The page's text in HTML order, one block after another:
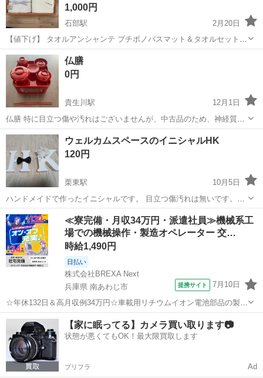
1,000円
石部駅
2月20日
【値下げ】 タオルアンシャンテ プチボノバスマット＆タオルセット／
セット（タオルギフト タオルセット詰め合わ せ引っ越し ご挨拶 お礼
粗品お祝い内祝い引き出物写真入り メッセージカード）（B4）母の日
手土産 入学内祝い（タ...
滋賀 湖南市 石部駅
仏膳
0円
貴生川駅
12月1日
仏膳 特に目立つ傷や汚れはございませんが、中古品のため、神経質な
方や細かいところまで気にされる方はエントリーをお控えください。
ご理解いただける方にお譲りすることができれば幸いです。 なお、レ
スポンスの早い方を優先いたします。
滋賀 甲賀市
ウェルカムスペースのイニシャルHK
120円
栗東駅
10月5日
ハンドメイドで作ったイニシャルです。 目立つ傷汚れは無いです。結
婚式と食事会で2回使用しています。
滋賀 栗東市 栗東駅 冠婚葬祭 スペース
≪寮完備・月収34万円・派遣社員≫機械系工
場での機械操作・製造オペレーター 交…
時給1,490円
日払い
株式会社BREXA Next
兵庫県 南あわじ市
提携サイト 7月10日
☆年休132日＆高月収例34万円☆車載用リチウムイオン電池部品の製造
／4勤2休でオフも充実♪／家具・家電付き社宅あり＆前払いで生活支援
物資が受け取れる◎／20〜40代男女活躍中！ 車載用リチウムイオン電
池部品の製造 車載用...
兵庫 南あわじ市 その他
【家に眠ってる】カメラ買い取ります📷
状態が悪くてもOK！最大限買取します
プリフラ Ad